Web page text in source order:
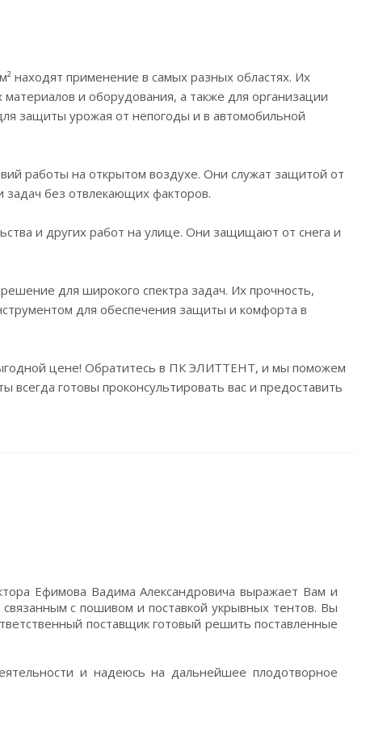
находят применение в самых разных областях. Их
и оборудования, а также для организации
защиты урожая от непогоды и в автомобильной
работы на открытом воздухе. Они служат защитой от
задач без отвлекающих факторов.
и других работ на улице. Они защищают от снега и
для широкого спектра задач. Их прочность,
для обеспечения защиты и комфорта в
цене! Обратитесь в ПК ЭЛИТТЕНТ, и мы поможем
готовы проконсультировать вас и предоставить
Ефимова Вадима Александровича выражает Вам и
с пошивом и поставкой укрывных тентов. Вы
поставщик готовый решить поставленные
и надеюсь на дальнейшее плодотворное